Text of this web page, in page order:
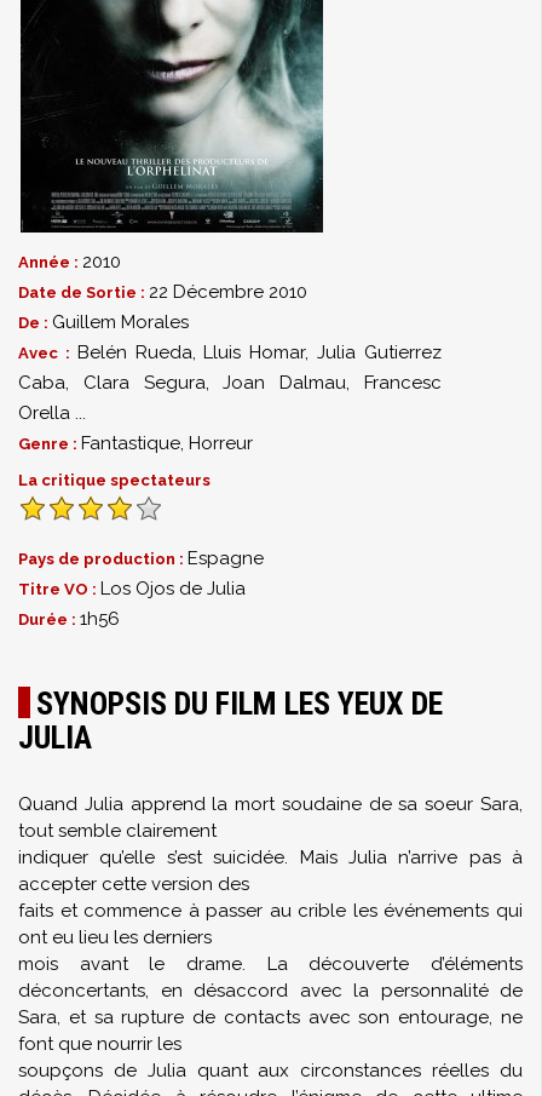
Année : 2010
Date de Sortie : 22 Décembre 2010
De : Guillem Morales
Avec : Belén Rueda,Lluis Homar,Julia Gutierrez
Caba, Clara Segura,Joan Dalmau,Francesc
Orella ...
Genre : Fantastique, Horreur
La critique spectateurs
Pays de production : Espagne
Titre VO : Los Ojos de Julia
Durée : 1h56
SYNOPSIS DU FILM LES YEUX DE
JULIA
Quand Julia apprend la mort soudaine de sa soeur Sara,
tout semble clairement
indiquer qu’elle s’est suicidée. Mais Julia n’arrive pas à
accepter cette version des
faits et commence à passer au crible les événements qui
ont eu lieu les derniers
mois avant le drame. La découverte d’éléments
déconcertants, en désaccord avec la personnalité de
Sara, et sa rupture de contacts avec son entourage, ne
font que nourrir les
soupçons de Julia quant aux circonstances réelles du